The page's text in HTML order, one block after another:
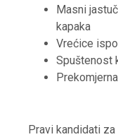
Masni
kapaka
Vrećice
Spuštenost
Pravi kandidati za